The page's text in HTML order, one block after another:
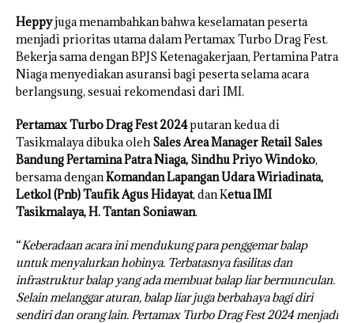
Heppyjuga menambahkan bahwa keselamatan peserta
menjadi prioritas utama dalam Pertamax Turbo Drag Fest.
Bekerja sama dengan BPJS Ketenagakerjaan, Pertamina Patra
Niaga menyediakan asuransi bagi peserta selama acara
berlangsung, sesuai rekomendasi dari IMI.
Pertamax Turbo Drag Fest 2024putaran kedua di
Tasikmalaya dibuka olehSales Area Manager Retail Sales
Bandung Pertamina Patra Niaga, Sindhu Priyo Windoko,
bersama denganKomandan Lapangan Udara Wiriadinata,
Letkol (Pnb) Taufik Agus Hidayat, dan Ketua IMI
Tasikmalaya, H. Tantan Soniawan.
“Keberadaan acara ini mendukung para penggemar balap
untuk menyalurkan hobinya. Terbatasnya fasilitas dan
infrastruktur balap yang ada membuat balap liar bermunculan.
Selain melanggar aturan, balap liar juga berbahaya bagi diri
sendiri dan orang lain. Pertamax Turbo Drag Fest 2024 menjadi